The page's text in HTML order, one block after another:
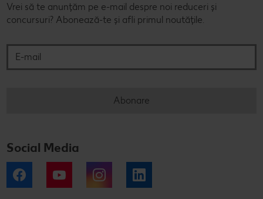
Vrei să te anunțăm pe e-mail despre noi reduceri și
concursuri? Abonează-te și afli primul noutățile.
Abonare
Social Media
Facebook YouTube Instagram